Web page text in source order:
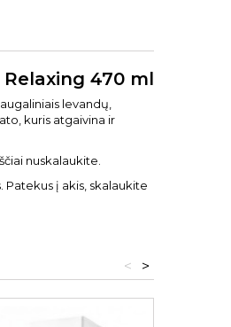
470 ml
levandų,
kuris atgaivina ir
nuskalaukite.
į akis, skalaukite
>
<